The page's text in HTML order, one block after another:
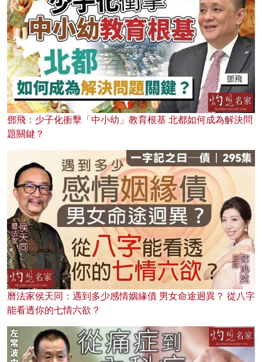
鄧飛：少子化衝擊「中小幼」教育根基 北都如何成為解決問
題關鍵？
曆法家侯天同：遇到多少感情姻緣債 男女命途迥異？ 從八字
能看透你的七情六欲？